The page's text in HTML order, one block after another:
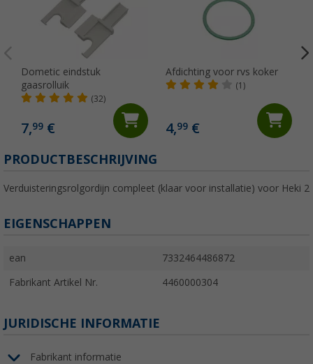
Dometic eindstuk
gaasrolluik
(32)
7,99 €
Afdichting voor rvs koker
(1)
4,99€
PRODUCTBESCHRIJVING
Verduisteringsrolgordijn compleet (klaar voor installatie) voor Heki 2
EIGENSCHAPPEN
ean 7332464486872
Fabrikant Artikel Nr. 4460000304
JURIDISCHE INFORMATIE
Fabrikant informatie